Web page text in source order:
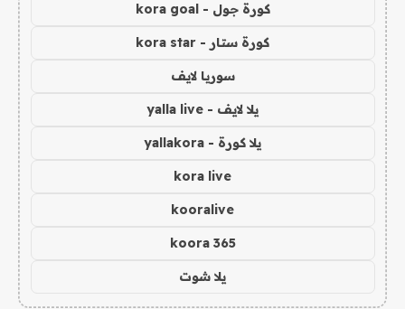
كورة جول - kora goal
كورة ستار - kora star
سوريا لايف
يلا لايف - yalla live
يلا كورة - yallakora
kora live
kooralive
koora 365
يلا شوت